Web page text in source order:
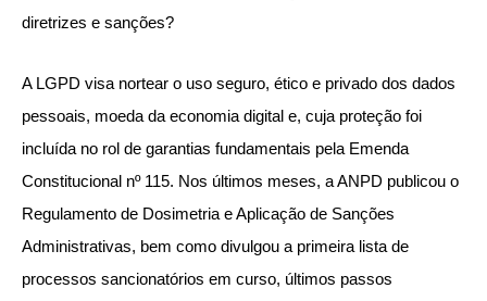
diretrizes e sanções?
A LGPD visa nortear o uso seguro, ético e privado dos dados
pessoais, moeda da economia digital e, cuja proteção foi
incluída no rol de garantias fundamentais pela Emenda
Constitucional nº 115. Nos últimos meses, a ANPD publicou o
Regulamento de Dosimetria e Aplicação de Sanções
Administrativas, bem como divulgou a primeira lista de
processos sancionatórios em curso, últimos passos